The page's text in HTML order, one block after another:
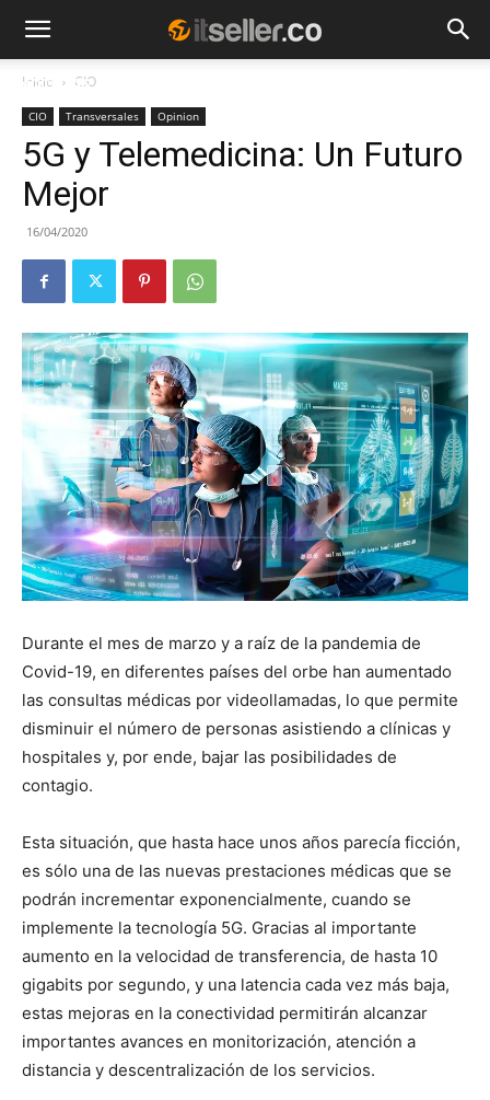
NOTICIAS
Inicio CIO
CIO Transversales Opinion
5G y Telemedicina: Un Futuro
Mejor
16/04/2020
Durante el mes de marzo y a raíz de la pandemia de
Covid-19, en diferentes países del orbe han aumentado
las consultas médicas por videollamadas, lo que permite
disminuir el número de personas asistiendo a clínicas y
hospitales y, por ende, bajar las posibilidades de
contagio.
Esta situación, que hasta hace unos años parecía ficción,
es sólo una de las nuevas prestaciones médicas que se
podrán incrementar exponencialmente, cuando se
implemente la tecnología 5G. Gracias al importante
aumento en la velocidad de transferencia, de hasta 10
gigabits por segundo, y una latencia cada vez más baja,
estas mejoras en la conectividad permitirán alcanzar
importantes avances en monitorización, atención a
distancia y descentralización de los servicios.